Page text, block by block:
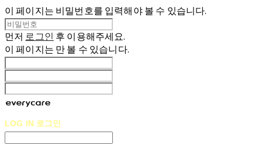
이 페이지는 비밀번호를 입력해야 볼 수 있습니다.
먼저 로그인 후 이용해주세요.
이 페이지는 만 볼 수 있습니다.
LOG IN 로그인